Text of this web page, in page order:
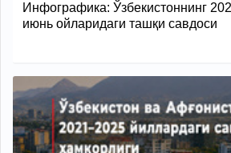
Инфографика: Ўзбекистоннинг
июнь ойларидаги ташқи савдоси